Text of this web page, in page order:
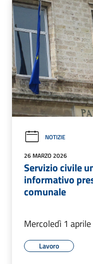
NOTIZIE
26 MARZO 2026
Servizio civile
informativo
comunale
Mercoledì 1
Lavoro